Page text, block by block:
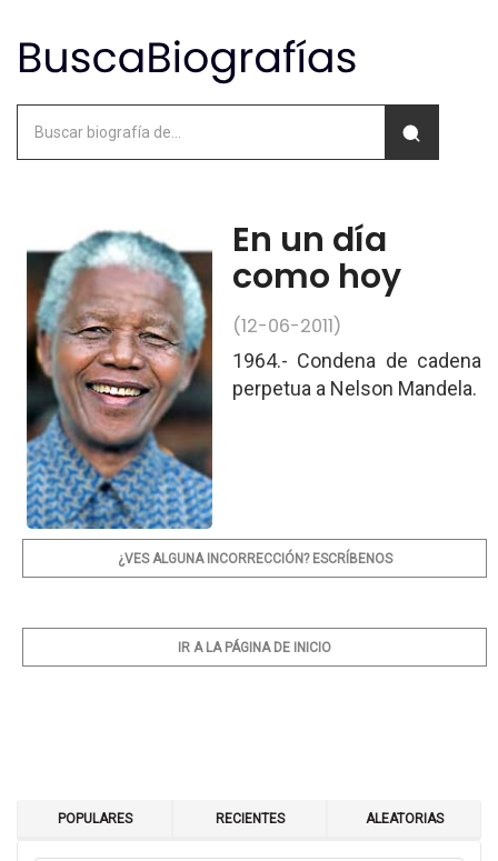
En un día
como hoy
(12-06-2011)
1964.- Condena de cadena
perpetua a Nelson Mandela.
¿VES ALGUNA INCORRECCIÓN? ESCRÍBENOS
IR A LA PÁGINA DE INICIO
POPULARES RECIENTES ALEATORIAS